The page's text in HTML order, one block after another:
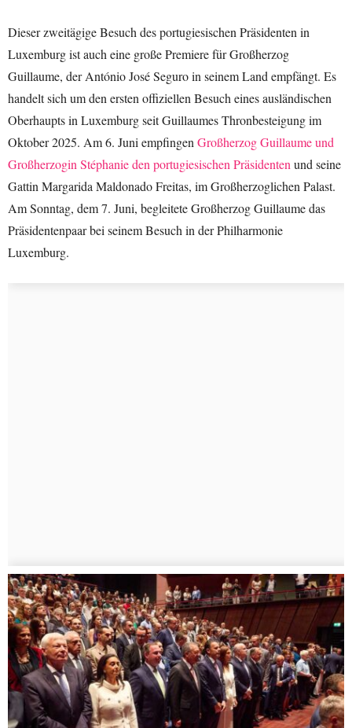
Dieser zweitägige Besuch des portugiesischen Präsidenten in
Luxemburg ist auch eine große Premiere für Großherzog
Guillaume, der António José Seguro in seinem Land empfängt. Es
handelt sich um den ersten offiziellen Besuch eines ausländischen
Oberhaupts in Luxemburg seit Guillaumes Thronbesteigung im
Oktober 2025. Am 6. Juni empfingen Großherzog Guillaume und
Großherzogin Stéphanie den portugiesischen Präsidenten und seine
Gattin Margarida Maldonado Freitas, im Großherzoglichen Palast.
Am Sonntag, dem 7. Juni, begleitete Großherzog Guillaume das
Präsidentenpaar bei seinem Besuch in der Philharmonie
Luxemburg.